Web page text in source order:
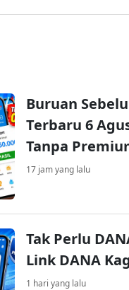
Buruan
Terbaru 6
Tanpa
17 jam yang lalu
Tak Perlu
Link DANA
1 hari yang lalu